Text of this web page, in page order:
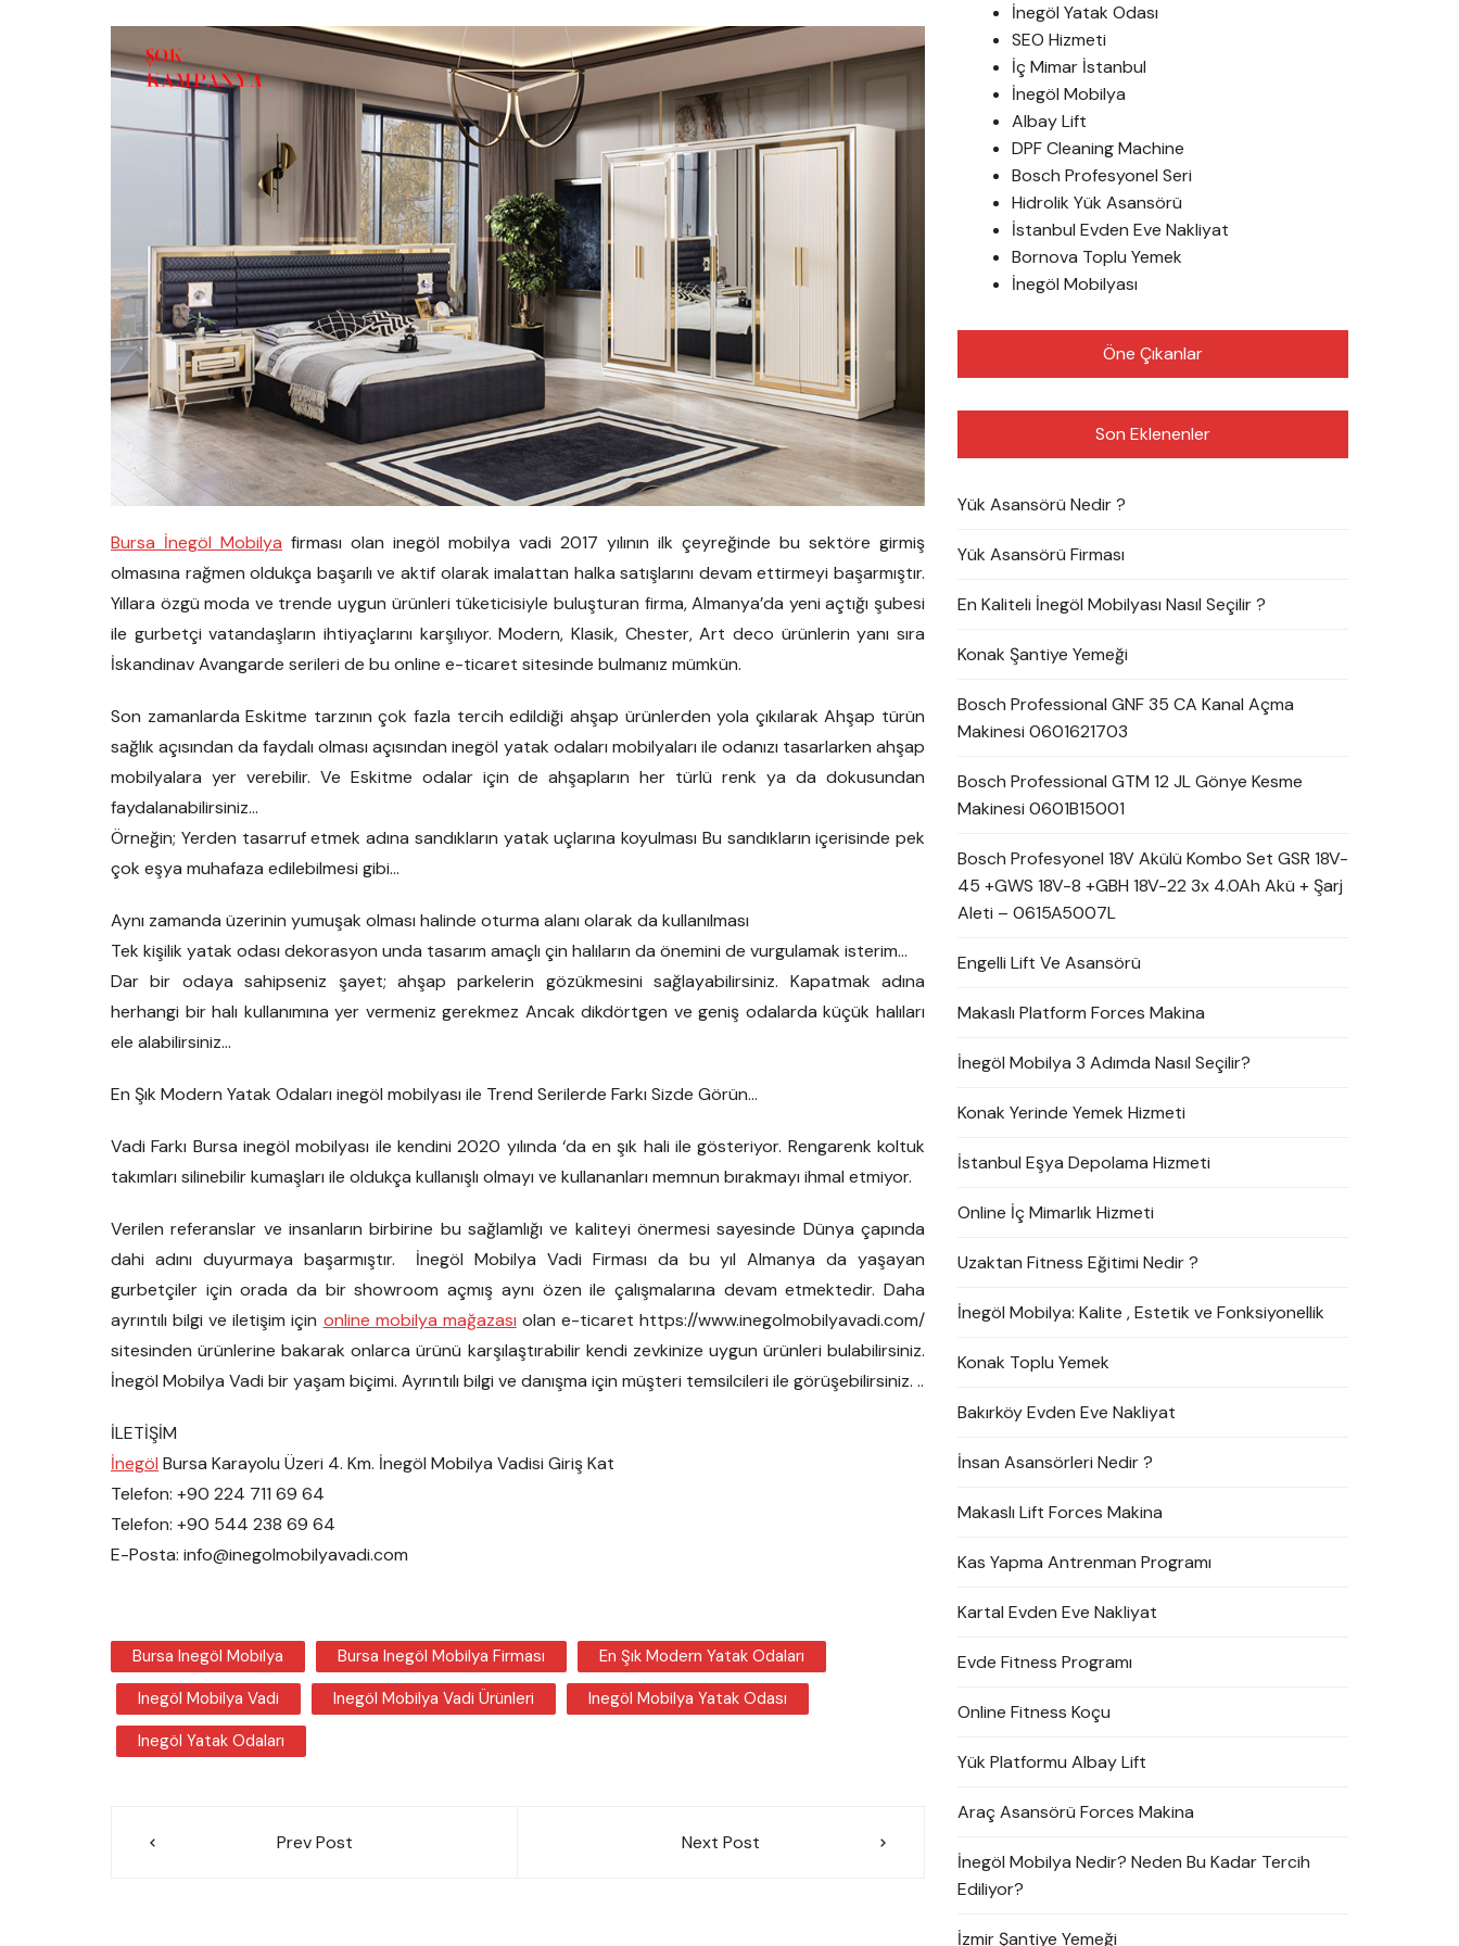
Bursa İnegöl Mobilya firması olan inegöl mobilya vadi 2017 yılının ilk çeyreğinde bu sektöre girmiş
olmasına rağmen oldukça başarılı ve aktif olarak imalattan halka satışlarını devam ettirmeyi başarmıştır.
Yıllara özgü moda ve trende uygun ürünleri tüketicisiyle buluşturan firma, Almanya’da yeni açtığı şubesi
ile gurbetçi vatandaşların ihtiyaçlarını karşılıyor. Modern, Klasik, Chester, Art deco ürünlerin yanı sıra
İskandinav Avangarde serileri de bu online e-ticaret sitesinde bulmanız mümkün.
Son zamanlarda Eskitme tarzının çok fazla tercih edildiği ahşap ürünlerden yola çıkılarak Ahşap türün
sağlık açısından da faydalı olması açısından inegöl yatak odaları mobilyaları ile odanızı tasarlarken ahşap
mobilyalara yer verebilir. Ve Eskitme odalar için de ahşapların her türlü renk ya da dokusundan
faydalanabilirsiniz…
Örneğin; Yerden tasarruf etmek adına sandıkların yatak uçlarına koyulması Bu sandıkların içerisinde pek
çok eşya muhafaza edilebilmesi gibi…
Aynı zamanda üzerinin yumuşak olması halinde oturma alanı olarak da kullanılması
Tek kişilik yatak odası dekorasyon unda tasarım amaçlı çin halıların da önemini de vurgulamak isterim…
Dar bir odaya sahipseniz şayet; ahşap parkelerin gözükmesini sağlayabilirsiniz. Kapatmak adına
herhangi bir halı kullanımına yer vermeniz gerekmez Ancak dikdörtgen ve geniş odalarda küçük halıları
ele alabilirsiniz…
En Şık Modern Yatak Odaları inegöl mobilyası ile Trend Serilerde Farkı Sizde Görün…
Vadi Farkı Bursa inegöl mobilyası ile kendini 2020 yılında ‘da en şık hali ile gösteriyor. Rengarenk koltuk
takımları silinebilir kumaşları ile oldukça kullanışlı olmayı ve kullananları memnun bırakmayı ihmal etmiyor.
Verilen referanslar ve insanların birbirine bu sağlamlığı ve kaliteyi önermesi sayesinde Dünya çapında
dahi adını duyurmaya başarmıştır. İnegöl Mobilya Vadi Firması da bu yıl Almanya da yaşayan
gurbetçiler için orada da bir showroom açmış aynı özen ile çalışmalarına devam etmektedir. Daha
ayrıntılı bilgi ve iletişim için online mobilya mağazası olan e-ticaret https://www.inegolmobilyavadi.com/
sitesinden ürünlerine bakarak onlarca ürünü karşılaştırabilir kendi zevkinize uygun ürünleri bulabilirsiniz.
İnegöl Mobilya Vadi bir yaşam biçimi. Ayrıntılı bilgi ve danışma için müşteri temsilcileri ile görüşebilirsiniz. ..
İLETİŞİM
İnegöl Bursa Karayolu Üzeri 4. Km. İnegöl Mobilya Vadisi Giriş Kat
Telefon: +90 224 711 69 64
Telefon: +90 544 238 69 64
E-Posta: info@inegolmobilyavadi.com
Bursa Inegöl Mobilya Bursa Inegöl Mobilya Firması
En Şık Modern Yatak Odaları
Inegöl Mobilya Vadi
Inegöl Mobilya Vadi Ürünleri
Inegöl Mobilya Yatak Odası
Inegöl Yatak Odaları
Prev Post Next Post
İnegöl Yatak Odası
SEO Hizmeti
İç Mimar İstanbul
İnegöl Mobilya
Albay Lift
DPF Cleaning Machine
Bosch Profesyonel Seri
Hidrolik Yük Asansörü
İstanbul Evden Eve Nakliyat
Bornova Toplu Yemek
İnegöl Mobilyası
Öne Çıkanlar
Son Eklenenler
Yük Asansörü Nedir ?
Yük Asansörü Firması
En Kaliteli İnegöl Mobilyası Nasıl Seçilir ?
Konak Şantiye Yemeği
Bosch Professional GNF 35 CA Kanal Açma
Makinesi 0601621703
Bosch Professional GTM 12 JL Gönye Kesme
Makinesi 0601B15001
Bosch Profesyonel 18V Akülü Kombo Set GSR 18V-
45 +GWS 18V-8 +GBH 18V-22 3x 4.0Ah Akü + Şarj
Aleti – 0615A5007L
Engelli Lift Ve Asansörü
Makaslı Platform Forces Makina
İnegöl Mobilya 3 Adımda Nasıl Seçilir?
Konak Yerinde Yemek Hizmeti
İstanbul Eşya Depolama Hizmeti
Online İç Mimarlık Hizmeti
Uzaktan Fitness Eğitimi Nedir ?
İnegöl Mobilya: Kalite , Estetik ve Fonksiyonellik
Konak Toplu Yemek
Bakırköy Evden Eve Nakliyat
İnsan Asansörleri Nedir ?
Makaslı Lift Forces Makina
Kas Yapma Antrenman Programı
Kartal Evden Eve Nakliyat
Evde Fitness Programı
Online Fitness Koçu
Yük Platformu Albay Lift
Araç Asansörü Forces Makina
İnegöl Mobilya Nedir? Neden Bu Kadar Tercih
Ediliyor?
İzmir Şantiye Yemeği